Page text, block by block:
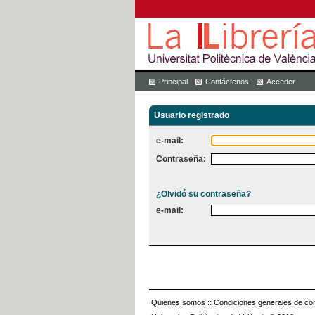
Principal Contáctenos Acceder
Usuario registrado
e-mail:
Contraseña:
¿Olvidó su contraseña?
e-mail:
Quienes somos :: Condiciones generales de